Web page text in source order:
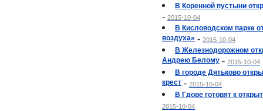
В Коренной пустыни
- 2015-10-04
В Кисловодском парке
воздуха» - 2015-10-04
В Железнодорожном
Андрею Белому - 2015-10-04
В городе Дятьково
крест - 2015-10-04
В Гдове готовят к
2015-10-04